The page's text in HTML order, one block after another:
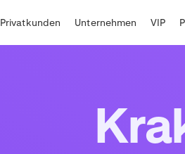
Privatkunden Unternehmen VIP